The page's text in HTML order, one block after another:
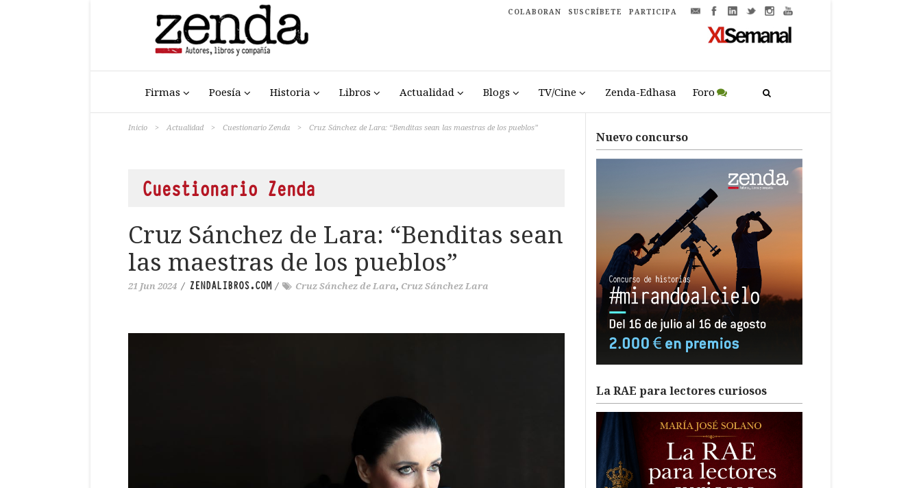
COLABORAN SUSCRÍBETE PARTICIPA
Firmas Poesía Historia Libros Actualidad Blogs TV/Cine Zenda-Edhasa Foro
Inicio > Actualidad > Cuestionario Zenda > Cruz Sánchez de Lara: “Benditas sean las maestras de los pueblos”
Cuestionario Zenda
Cruz Sánchez de Lara: “Benditas sean
las maestras de los pueblos”
21 Jun 2024 / ZENDALIBROS.COM/ Cruz Sánchez de Lara, Cruz Sánchez Lara
Nuevo concurso
La RAE para lectores curiosos